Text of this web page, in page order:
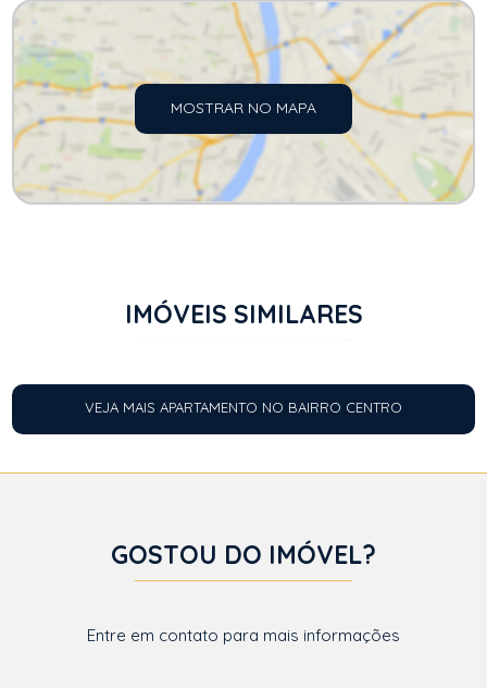
MOSTRAR NO MAPA
IMÓVEIS SIMILARES
VEJA MAIS APARTAMENTO NO BAIRRO CENTRO
GOSTOU DO IMÓVEL?
Entre em contato para mais informações